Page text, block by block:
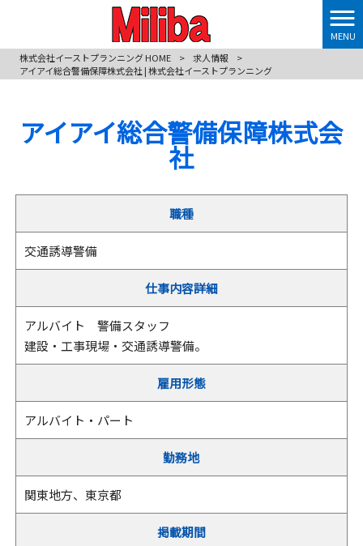
MENU
株式会社イーストプランニング HOME
> 求人情報
>
アイアイ総合警備保障株式会社 | 株式会社イーストプランニング
アイアイ総合警備保障株式会
社
職種
交通誘導警備
仕事内容詳細
アルバイト 警備スタッフ
建設・工事現場・交通誘導警備。
雇用形態
アルバイト・パート
勤務地
関東地方、東京都
掲載期間